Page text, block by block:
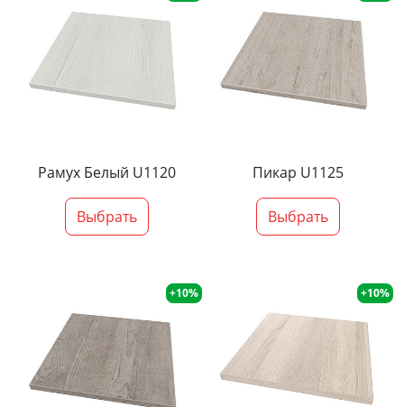
Рамух Белый U1120
Выбрать
Пикар U1125
Выбрать
+10% +10%